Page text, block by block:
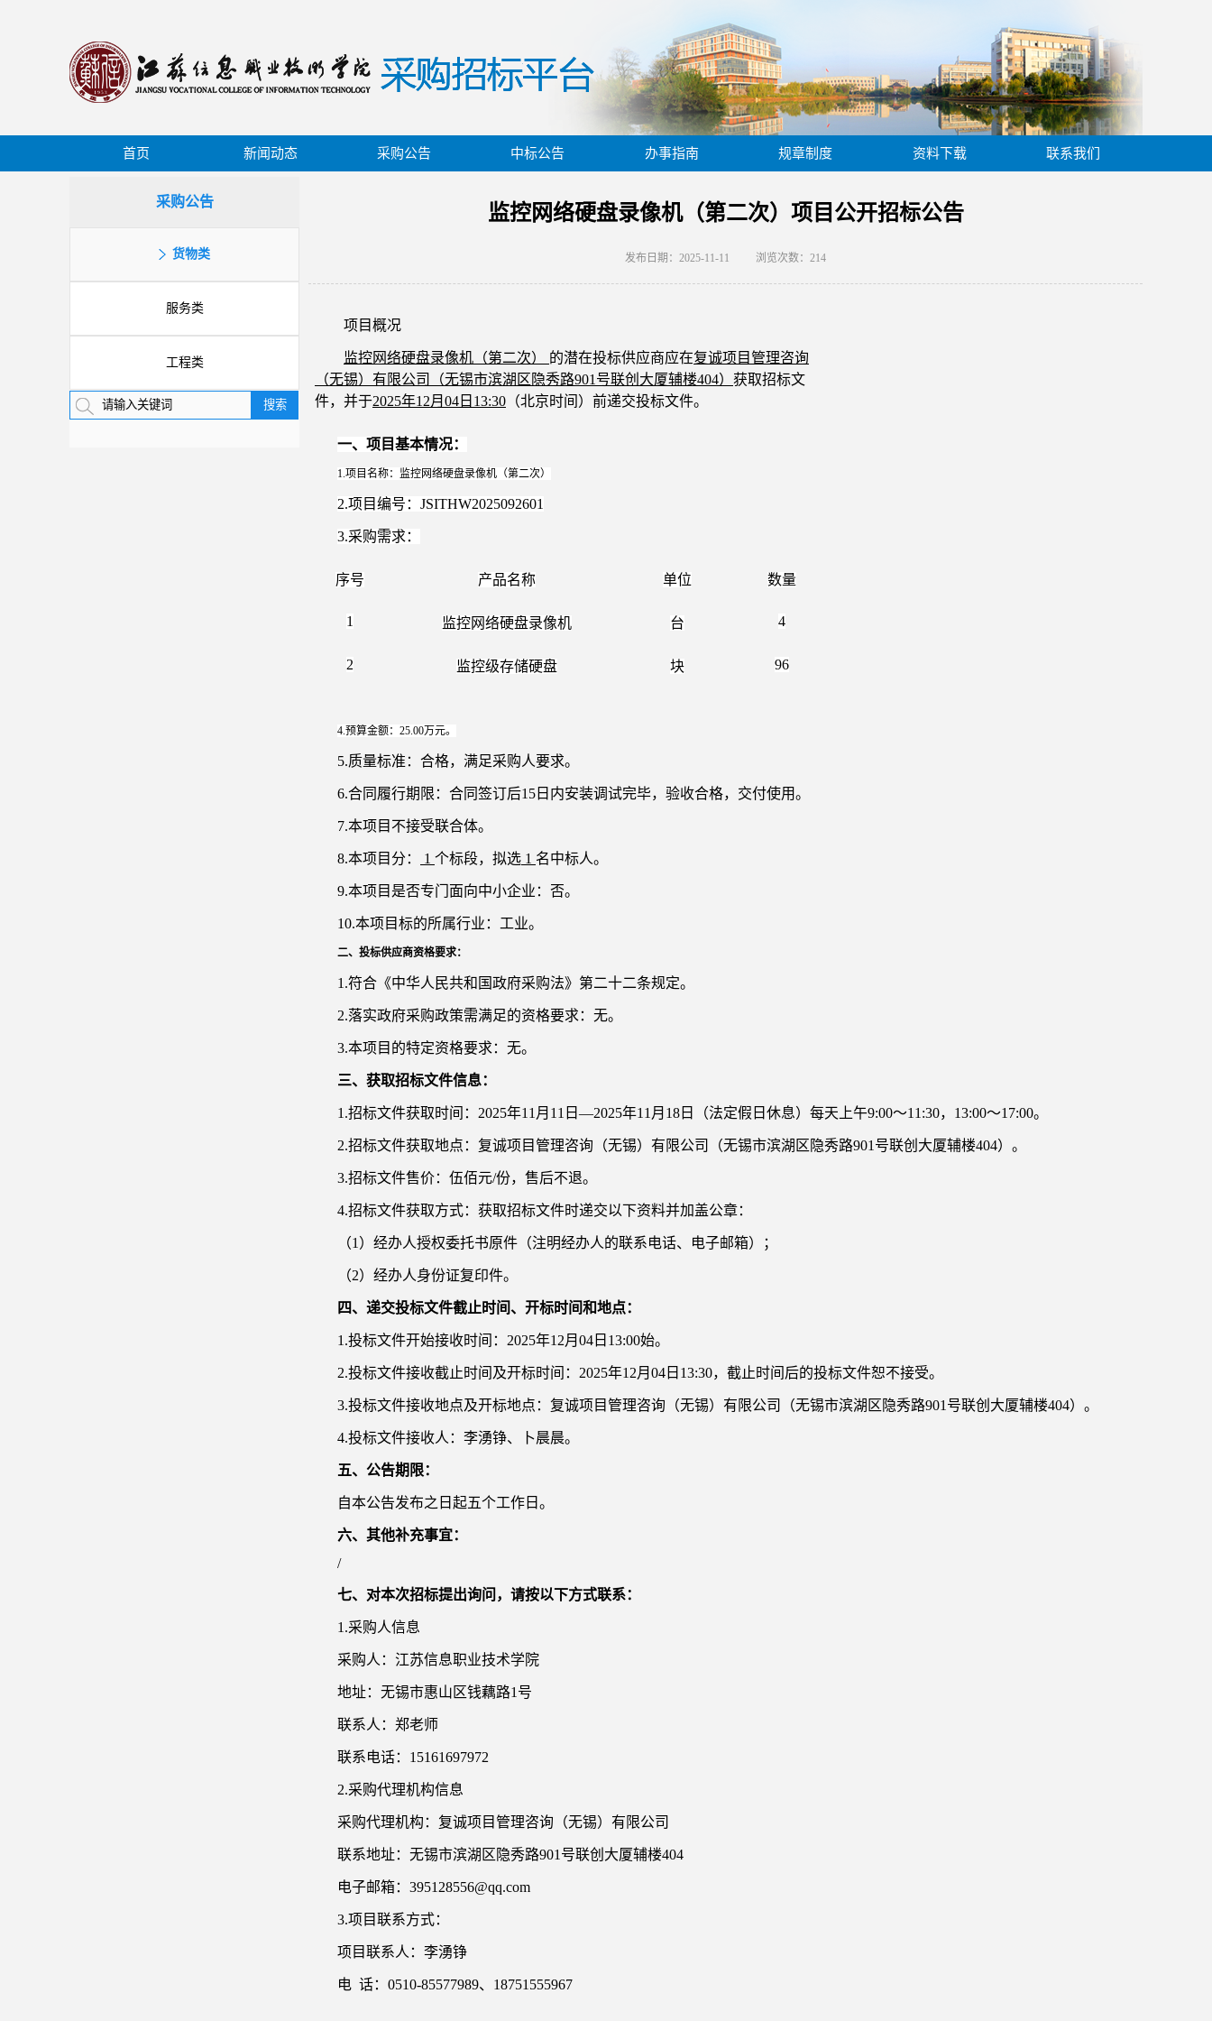
首页 新闻动态 采购公告 中标公告 办事指南 规章制度 资料下载 联系我们
采购公告
货物类
服务类
工程类
监控网络硬盘录像机（第二次）项目公开招标公告
发布日期：2025-11-11 浏览次数： 214
项目概况
监控网络硬盘录像机（第二次） 的潜在投标供应商应在复诚项目管理咨询
（无锡）有限公司（无锡市滨湖区隐秀路901号联创大厦辅楼404） 获取招标文
件，并于2025年12月04 日 13:30 （北京时间）前递交投标文件。
一、项目基本情况：
1.项目名称：监控网络硬盘录像机（第二次）
2.项目编号：JSITHW2025092601
3.采购需求：
序号 产品名称 单位 数量
1 监控网络硬盘录像机 台 4
2 监控级存储硬盘 块 96
4.预算金额：25.00万元。
5.质量标准：合格，满足采购人要求。
6.合同履行期限：合同签订后15日内安装调试完毕，验收合格，交付使用。
7.本项目不接受联合体。
8.本项目分： 1 个标段，拟选 1 名中标人。
9.本项目是否专门面向中小企业：否。
10.本项目标的所属行业：工业。
二、投标供应商资格要求：
1.符合《中华人民共和国政府采购法》第二十二条规定。
2.落实政府采购政策需满足的资格要求：无。
3.本项目的特定资格要求：无。
三、获取招标文件信息：
1.招标文件获取时间：2025年11 月 11 日 —2025年11 月 18 日（法定假日休息）每天上午9:00～11:30，13:00～17:00。
2.招标文件获取地点：复诚项目管理咨询（无锡）有限公司（无锡市滨湖区隐秀路901号联创大厦辅楼404）。
3.招标文件售价：伍佰元/份，售后不退。
4.招标文件获取方式：获取招标文件时递交以下资料并加盖公章：
（1）经办人授权委托书原件（注明经办人的联系电话、电子邮箱）；
（2）经办人身份证复印件。
四、递交投标文件截止时间、开标时间和地点：
1.投标文件开始接收时间：2025年12月04 日 13:00始。
2.投标文件接收截止时间及开标时间：2025年12月04 日 13:30，截止时间后的投标文件恕不接受。
3.投标文件接收地点及开标地点：复诚项目管理咨询（无锡）有限公司（无锡市滨湖区隐秀路901号联创大厦辅楼404）。
4.投标文件接收人：李湧铮、卜晨晨。
五、公告期限：
自本公告发布之日起五个工作日。
六、其他补充事宜：
/
七、对本次招标提出询问，请按以下方式联系：
1.采购人信息
采购人：江苏信息职业技术学院
地址：无锡市惠山区钱藕路1号
联系人：郑老师
联系电话： 15161697972
2.采购代理机构信息
采购代理机构：复诚项目管理咨询（无锡）有限公司
联系地址：无锡市滨湖区隐秀路901号联创大厦辅楼404
电子邮箱： 395128556@qq.com
3.项目联系方式：
项目联系人：李湧铮
电 话： 0510-85577989、18751555967